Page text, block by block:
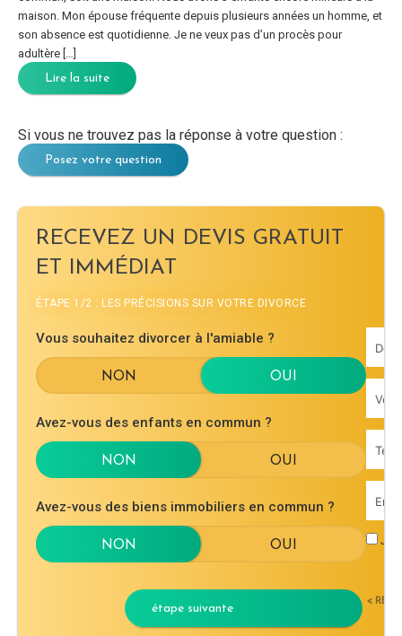
maison. Mon épouse fréquente depuis plusieurs années un homme, et
son absence est quotidienne. Je ne veux pas d’un procès pour
adultère […]
Lire la suite
Si vous ne trouvez pas la réponse à votre question :
Posez votre question
RECEVEZ UN DEVIS GRATUIT
ET IMMÉDIAT
ÉTAPE 1/2 : LES PRÉCISIONS SUR VOTRE DIVORCE
Vous souhaitez divorcer à l'amiable ?
Avez-vous des enfants en commun ?
Avez-vous des biens immobiliers en commun ?
étape suivante <